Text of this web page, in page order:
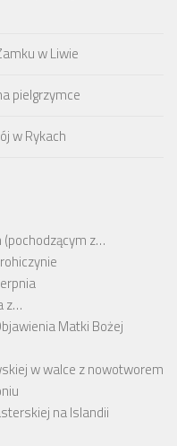
w Liwie
pielgrzymce
w Rykach
z…
z…
Matki Bożej
w walce z nowotworem
na Islandii